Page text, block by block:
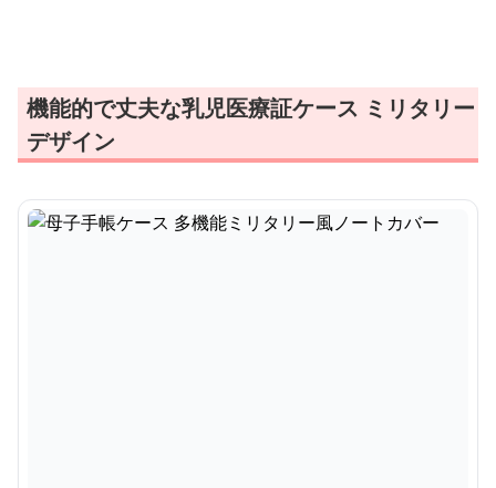
機能的で丈夫な乳児医療証ケース ミリタリー
デザイン